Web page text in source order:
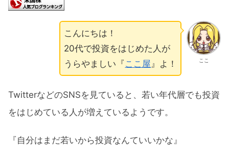
ここ
こんにちは！
20代で投資をはじめた人が
うらやましい『 ここ屋』よ！
TwitterなどのSNSを見ていると、若い年代層でも投資
をはじめている人が増えているようです。
『自分はまだ若いから投資なんていいかな』